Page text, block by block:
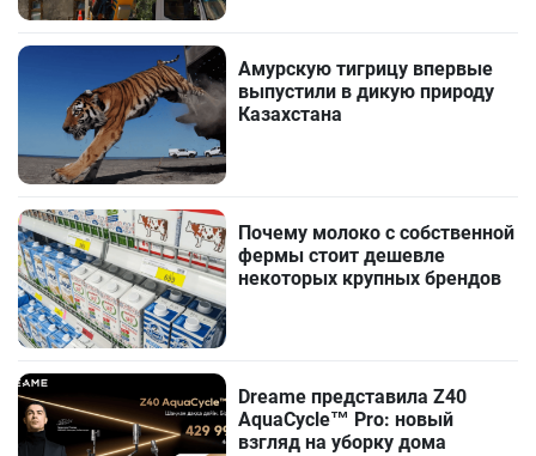
Амурскую тигрицу впервые
выпустили в дикую природу
Казахстана
Почему молоко с собственной
фермы стоит дешевле
некоторых крупных брендов
Dreame представила Z40
AquaCycle™ Pro: новый
взгляд на уборку дома